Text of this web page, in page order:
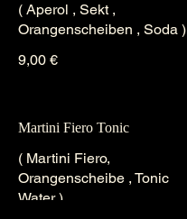
( Aperol , Sekt ,
Orangenscheiben , Soda )
9,00 €
Martini Fiero Tonic
( Martini Fiero,
Orangenscheibe , Tonic
Water )